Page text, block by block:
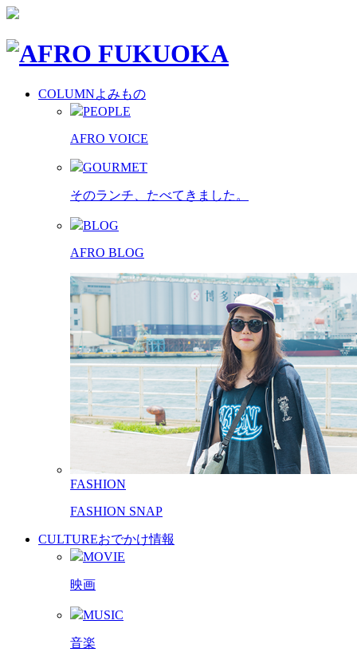
COLUMNよみもの
PEOPLE
AFRO VOICE
GOURMET
そのランチ、たべてきました。
BLOG
AFRO BLOG
FASHION
FASHION SNAP
CULTUREおでかけ情報
MOVIE
映画
MUSIC
音楽